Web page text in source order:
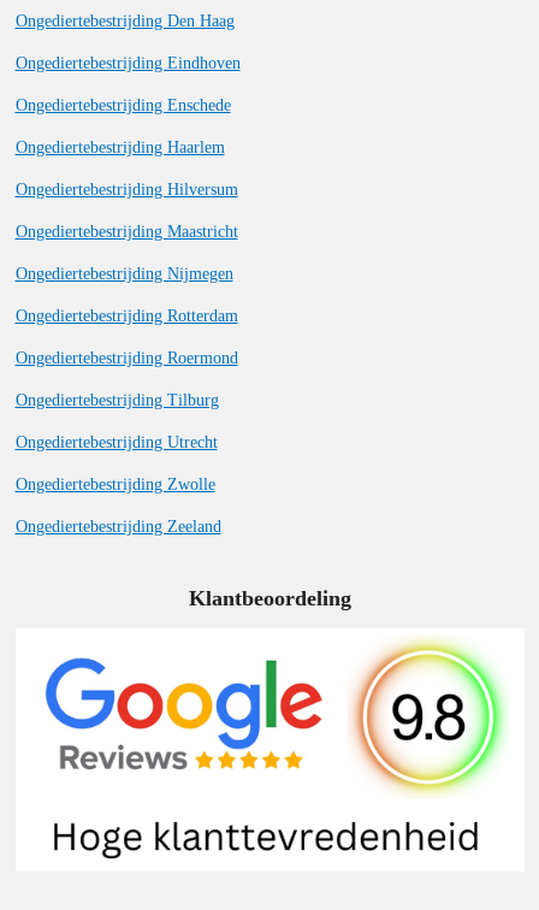
Ongediertebestrijding Den Haag
Ongediertebestrijding Eindhoven
Ongediertebestrijding Enschede
Ongediertebestrijding Haarlem
Ongediertebestrijding Hilversum
Ongediertebestrijding Maastricht
Ongediertebestrijding Nijmegen
Ongediertebestrijding Rotterdam
Ongediertebestrijding Roermond
Ongediertebestrijding Tilburg
Ongediertebestrijding Utrecht
Ongediertebestrijding Zwolle
Ongediertebestrijding Zeeland
Klantbeoordeling